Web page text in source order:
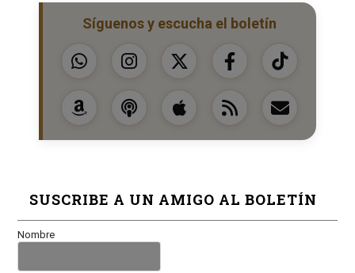
Síguenos y escucha el boletín
SUSCRIBE A UN AMIGO AL BOLETÍN
Nombre